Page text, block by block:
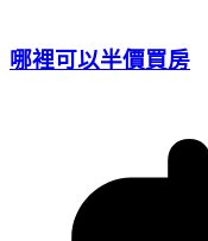
哪裡可以半價買房